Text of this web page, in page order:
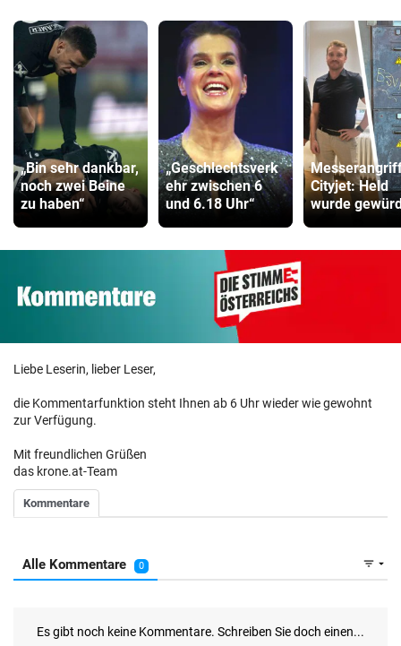
„Bin sehr dankbar,
noch zwei Beine
zu haben“
„Geschlechtsverk
ehr zwischen 6
und 6.18 Uhr“
Cityjet: Held
wurde
Liebe Leserin, lieber Leser,
die Kommentarfunktion steht Ihnen ab 6 Uhr wieder wie gewohnt
zur Verfügung.
Mit freundlichen Grüßen
das krone.at-Team